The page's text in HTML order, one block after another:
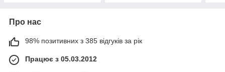
Про нас
98% позитивних з 385 відгуків за рік
Працює з 05.03.2012